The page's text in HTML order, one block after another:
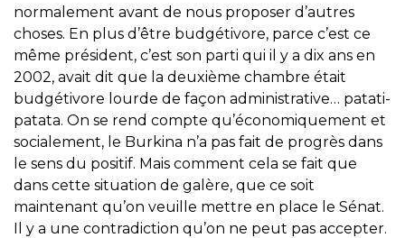
normalement avant de nous proposer d’autres
choses. En plus d’être budgétivore, parce c’est ce
même président, c’est son parti qui il y a dix ans en
2002, avait dit que la deuxième chambre était
budgétivore lourde de façon administrative… patati-
patata. On se rend compte qu’économiquement et
socialement, le Burkina n’a pas fait de progrès dans
le sens du positif. Mais comment cela se fait que
dans cette situation de galère, que ce soit
maintenant qu’on veuille mettre en place le Sénat.
Il y a une contradiction qu’on ne peut pas accepter.